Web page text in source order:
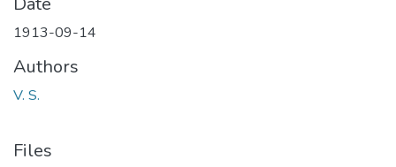
1913-09-14
Authors
V. S.
Files